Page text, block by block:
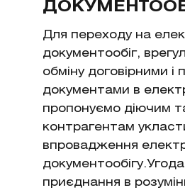
Для переходу на
документообіг,
обміну договірними і
документами в
пропонуємо діючим
контрагентам
впровадження
приєднання в